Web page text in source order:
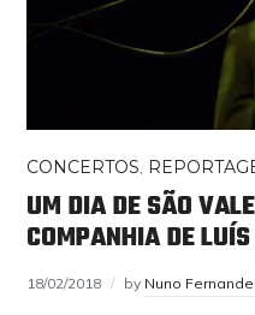
CONCERTOS,
UM DIA DE SÃO
COMPANHIA DE
18/02/2018 by Nuno